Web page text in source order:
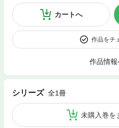
カートへ
作品をチ
作品情報
シリーズ 全1冊
未購入巻を